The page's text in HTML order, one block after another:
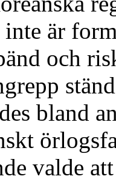
är
och
bland
valde